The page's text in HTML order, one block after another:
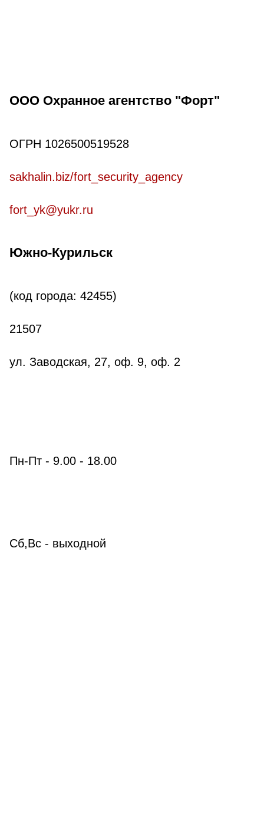
ООО Охранное агентство "Форт"
ОГРН 1026500519528
sakhalin.biz/fort_security_agency
fort_yk@yukr.ru
Южно-Курильск
(код города: 42455)
21507
ул. Заводская, 27, оф. 9, оф. 2
Пн-Пт - 9.00 - 18.00
Сб,Вс - выходной